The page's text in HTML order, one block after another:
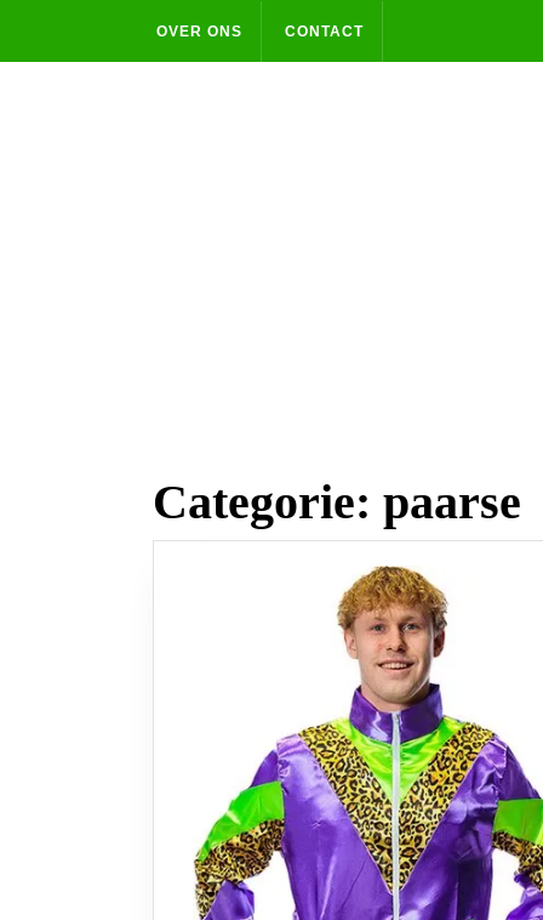
content
OVER ONS CONTACT
Categorie: paarse